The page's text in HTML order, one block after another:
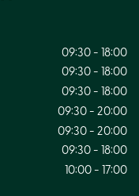
09:30 - 18:00
09:30 - 18:00
09:30 - 18:00
09:30 - 20:00
09:30 - 20:00
09:30 - 18:00
10:00 - 17:00